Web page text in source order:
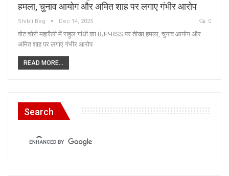
हमला, चुनाव आयोग और अमित शाह पर लगाए गंभीर आरोप
Shibli Beg Dec 14, 2025 0
वोट चोरी महारैली में राहुल गांधी का BJP-RSS पर तीखा हमला, चुनाव आयोग और
अमित शाह पर लगाए गंभीर आरोप
READ MORE...
Search